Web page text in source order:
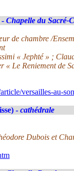
- Chapelle du Sacré-
de chambre /
« Jephté » ;
« Le Reniement de
versailles-au-
- cathédrale
Dubois et